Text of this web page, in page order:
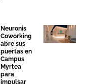
Neuronis
Coworking
abre sus
puertas en
Campus
Myrtea
para
impulsar